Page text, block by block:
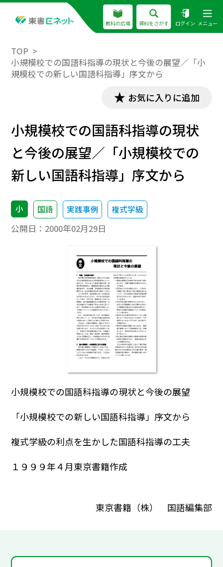
教科の広場 資料をさがす ログイン メニュー
TOP
小規模校での国語科指導の現状と今後の展望／「小
規模校での新しい国語科指導」序文から
お気に入りに追加
小規模校での国語科指導の現状
と今後の展望／「小規模校での
新しい国語科指導」序文から
小 国語 実践事例 複式学級
公開日： 2000年02月29日
小規模校での国語科指導の現状と今後の展望
「小規模校での新しい国語科指導」序文から
複式学級の利点を生かした国語科指導の工夫
１９９９年４月東京書籍作成
東京書籍（株） 国語編集部